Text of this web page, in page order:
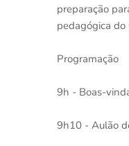
preparação
pedagógica do
Programação
9h - Boas-
9h10 - Aulão